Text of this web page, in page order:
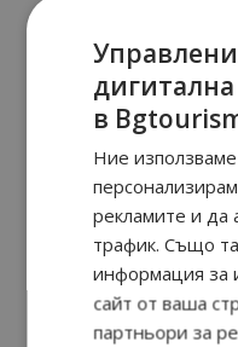
в
Ние
рекламите и да
трафик. Също
информация за
сайт от ваша
партньори за